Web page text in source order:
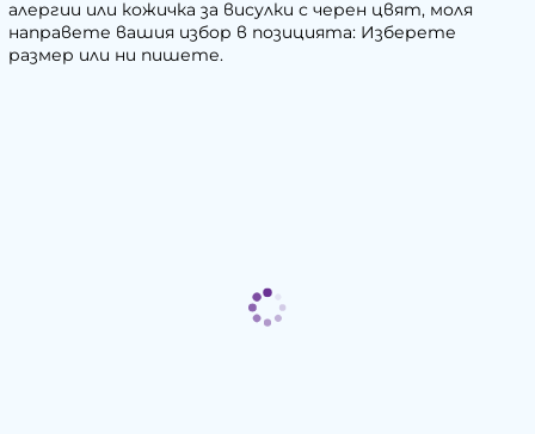
алергии или кожичка за висулки с черен цвят, моля
направете вашия избор в позицията: Изберете
размер или ни пишете.